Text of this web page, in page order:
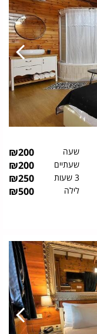
שעה ₪200
שעתיים ₪200
3 שעות ₪250
לילה ₪500